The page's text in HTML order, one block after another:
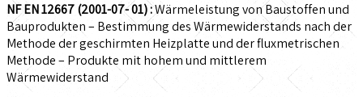
NF EN 12667 (2001-07- 01) :Wärmeleistung von Baustoffen und
Bauprodukten – Bestimmung des Wärmewiderstands nach der
Methode der geschirmten Heizplatte und der fluxmetrischen
Methode – Produkte mit hohem und mittlerem
Wärmewiderstand